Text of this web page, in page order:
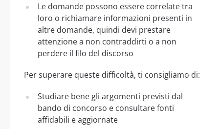
Le domande possono essere correlate tra
loro o richiamare informazioni presenti in
altre domande, quindi devi prestare
attenzione a non contraddirti o a non
perdere il filo del discorso
Per superare queste difficoltà, ti consigliamo di:
Studiare bene gli argomenti previsti dal
bando di concorso e consultare fonti
affidabili e aggiornate